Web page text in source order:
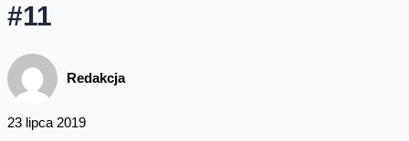
#11
Redakcja
23 lipca 2019